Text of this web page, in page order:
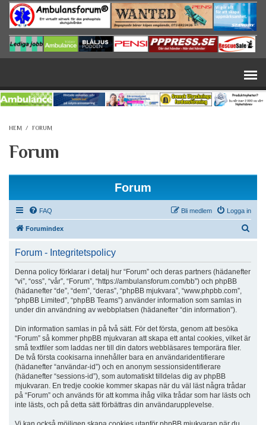
Hoppa till huvudinnehåll
HEM / FORUM
Forum